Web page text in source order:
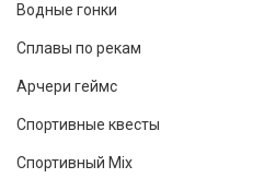
Водные гонки
Сплавы по рекам
Арчери геймс
Спортивные квесты
Спортивный Mix